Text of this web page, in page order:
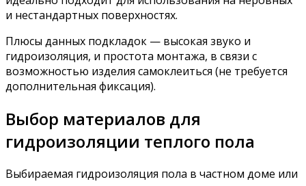
и нестандартных поверхностях.
Плюсы данных подкладок — высокая звуко и
гидроизоляция, и простота монтажа, в связи с
возможностью изделия самоклеиться (не требуется
дополнительная фиксация).
Выбор материалов для
гидроизоляции теплого пола
Выбираемая гидроизоляция пола в частном доме или